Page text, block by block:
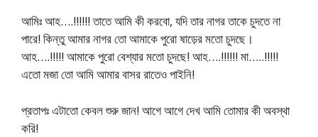
আমিঃ আহ….!!!!!! তাতে আমি কী করবো, যদি তার নাগর তাকে চুদতে না
পারে! কিন্তু আমার নাগর তো আমাকে পুরো ষাড়ের মতো চুদছে।
আহ….!!!!! আমাকে পুরো বেশ্যার মতো চুদছে! আহ….!!!!!! মা…..!!!!!
এতো মজা তো আমি আমার বাসর রাতেও পাইনি!
প্রতাপঃ এটাতো কেবল শুরু জান! আগে আগে দেখ আমি তোমার কী অবস্থা
করি!